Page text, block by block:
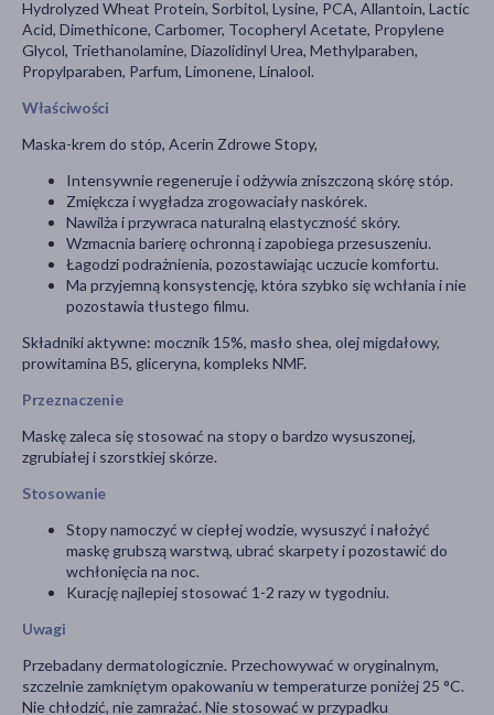
Hydrolyzed Wheat Protein, Sorbitol, Lysine, PCA, Allantoin, Lactic
Acid, Dimethicone, Carbomer, Tocopheryl Acetate, Propylene
Glycol, Triethanolamine, Diazolidinyl Urea, Methylparaben,
Propylparaben, Parfum, Limonene, Linalool.
Właściwości
Maska-krem do stóp, Acerin Zdrowe Stopy,
Intensywnie regeneruje i odżywia zniszczoną skórę stóp.
Zmiękcza i wygładza zrogowaciały naskórek.
Nawilża i przywraca naturalną elastyczność skóry.
Wzmacnia barierę ochronną i zapobiega przesuszeniu.
Łagodzi podrażnienia, pozostawiając uczucie komfortu.
Ma przyjemną konsystencję, która szybko się wchłania i nie
pozostawia tłustego filmu.
Składniki aktywne: mocznik 15%, masło shea, olej migdałowy,
prowitamina B5, gliceryna, kompleks NMF.
Przeznaczenie
Maskę zaleca się stosować na stopy o bardzo wysuszonej,
zgrubiałej i szorstkiej skórze.
Stosowanie
Stopy namoczyć w ciepłej wodzie, wysuszyć i nałożyć
maskę grubszą warstwą, ubrać skarpety i pozostawić do
wchłonięcia na noc.
Kurację najlepiej stosować 1-2 razy w tygodniu.
Uwagi
Przebadany dermatologicznie. Przechowywać w oryginalnym,
szczelnie zamkniętym opakowaniu w temperaturze poniżej 25 °C.
Nie chłodzić, nie zamrażać. Nie stosować w przypadku